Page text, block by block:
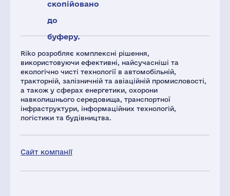
Riko розробляє комплексні рішення,
використовуючи ефективні, найсучасніші та
екологічно чисті технології в автомобільній,
тракторній, залізничній та авіаційній промисловості,
а також у сферах енергетики, охорони
навколишнього середовища, транспортної
інфраструктури, інформаційних технологій,
логістики та будівництва.
Сайт компанії
скопійовано
до
буферу.